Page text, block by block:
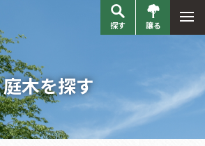
探す 譲る
庭木を探す